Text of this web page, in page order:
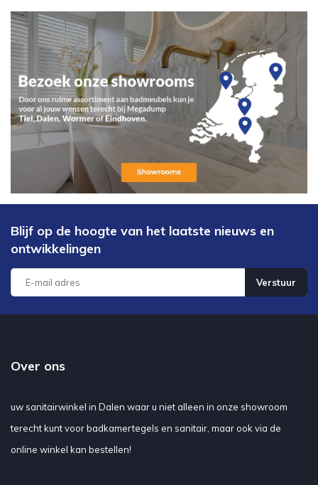
Blijf op de hoogte van het laatste nieuws en
ontwikkelingen
Verstuur
Over ons
uw sanitairwinkel in Dalen waar u niet alleen in onze showroom
terecht kunt voor badkamertegels en sanitair, maar ook via de
online winkel kan bestellen!